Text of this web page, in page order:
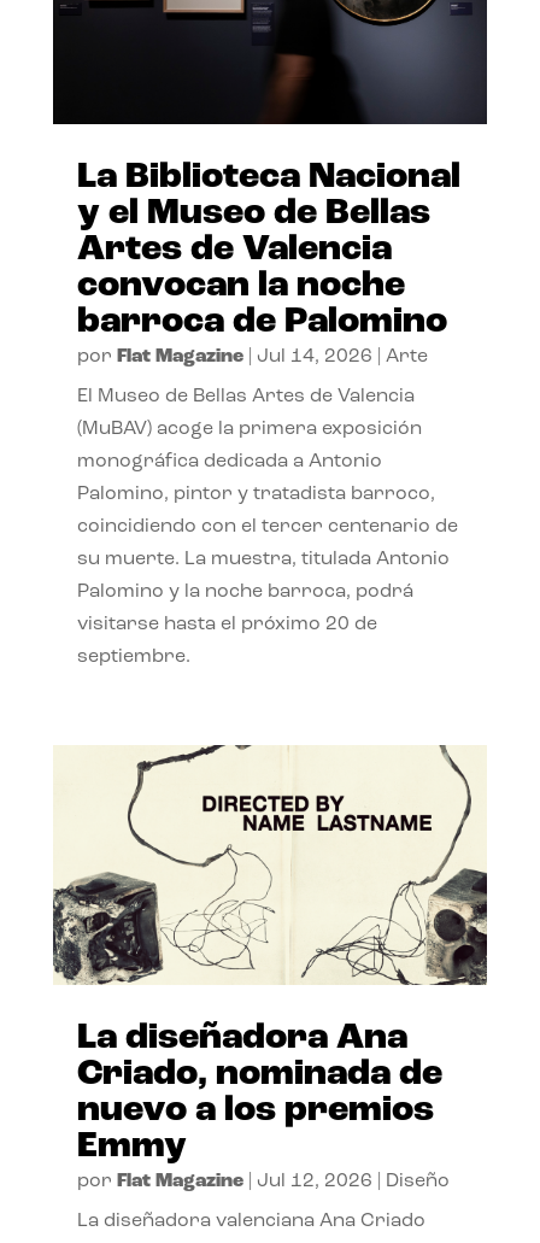
La Biblioteca Nacional
y el Museo de Bellas
Artes de Valencia
convocan la noche
barroca de Palomino
por Flat Magazine| Jul 14, 2026 Arte
El Museo de Bellas Artes de Valencia
(MuBAV) acoge la primera exposición
monográfica dedicada a Antonio
Palomino, pintor y tratadista barroco,
coincidiendo con el tercer centenario de
su muerte. La muestra, titulada Antonio
Palomino y la noche barroca, podrá
visitarse hasta el próximo 20 de
septiembre.
La diseñadora Ana
Criado, nominada de
nuevo a los premios
Emmy
por Flat Magazine| Jul 12, 2026 Diseño
La diseñadora valenciana Ana Criado